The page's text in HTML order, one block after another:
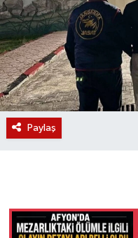
Paylaş